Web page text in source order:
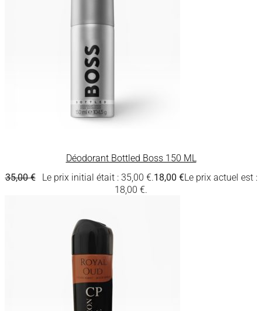
Déodorant Bottled Boss 150 ML
35,00€ Le prix initial était : 35,00 €.18,00 €Le prix actuel est :
18,00 €.